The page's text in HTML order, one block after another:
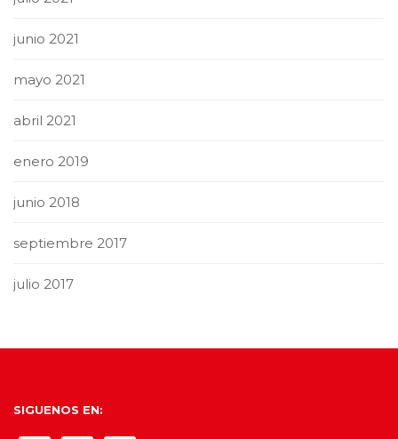
junio 2021
mayo 2021
abril 2021
enero 2019
junio 2018
septiembre 2017
julio 2017
SIGUENOS EN: